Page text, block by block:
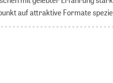
auf attraktive Formate